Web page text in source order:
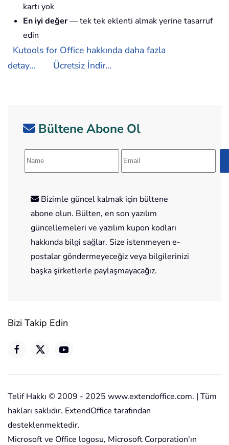
kartı yok
En iyi değer— tek tek eklenti almak yerine tasarruf
edin
Kutools for Office hakkında daha fazla
detay...
Ücretsiz İndir...
Bültene Abone Ol
Bizimle güncel kalmak için bültene
abone olun. Bülten, en son yazılım
güncellemeleri ve yazılım kupon kodları
hakkında bilgi sağlar. Size istenmeyen e-
postalar göndermeyeceğiz veya bilgilerinizi
başka şirketlerle paylaşmayacağız.
Bizi Takip Edin
Telif Hakkı © 2009 - 2025 www.extendoffice.com. | Tüm
hakları saklıdır. ExtendOffice tarafından
desteklenmektedir.
Microsoft ve Office logosu, Microsoft Corporation'ın